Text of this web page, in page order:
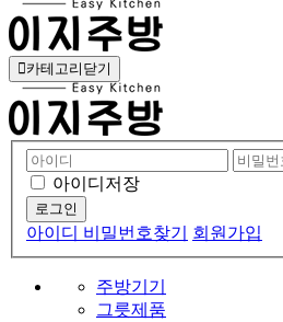
카테고리닫기
아이디저장
아이디 비밀번호찾기 회원가입
주방기기
그릇제품